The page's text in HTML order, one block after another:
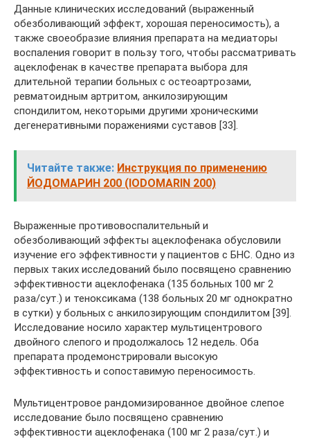
Данные клинических исследований (выраженный
обезболивающий эффект, хорошая переносимость), а
также своеобразие влияния препарата на медиаторы
воспаления говорит в пользу того, чтобы рассматривать
ацеклофенак в качестве препарата выбора для
длительной терапии больных с остеоартрозами,
ревматоидным артритом, анкилозирующим
спондилитом, некоторыми другими хроническими
дегенеративными поражениями суставов [33].
Читайте также: Инструкция по применению
ЙОДОМАРИН 200 (IODOMARIN 200)
Выраженные противовоспалительный и
обезболивающий эффекты ацеклофенака обусловили
изучение его эффективности у пациентов с БНС. Одно из
первых таких исследований было посвящено сравнению
эффективности ацеклофенака (135 больных 100 мг 2
раза/сут.) и теноксикама (138 больных 20 мг однократно
в сутки) у больных с анкилозирующим спондилитом [39].
Исследование носило характер мультицентрового
двойного слепого и продолжалось 12 недель. Оба
препарата продемонстрировали высокую
эффективность и сопоставимую переносимость.
Мультицентровое рандомизированное двойное слепое
исследование было посвящено сравнению
эффективности ацеклофенака (100 мг 2 раза/сут.) и